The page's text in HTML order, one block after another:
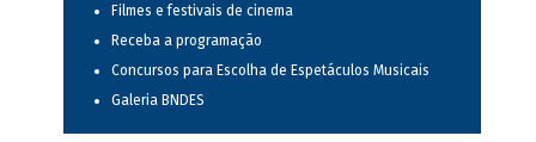
Filmes e festivais de cinema
Receba a programação
Concursos para Escolha de Espetáculos Musicais
Galeria BNDES